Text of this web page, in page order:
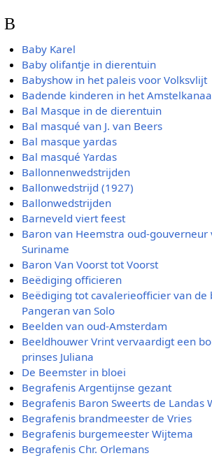
B
Baby Karel
Baby olifantje in dierentuin
Babyshow in het paleis voor Volksvlijt
Badende kinderen in het
Bal Masque in de dierentuin
Bal masqué van J. van Beers
Bal masque yardas
Bal masqué Yardas
Ballonnenwedstrijden
Ballonwedstrijd (1927)
Ballonwedstrijden
Barneveld viert feest
Baron van Heemstra oud-gouverneur
Suriname
Baron Van Voorst tot Voorst
Beëdiging officieren
Beëdiging tot cavalerieofficier van de
Pangeran van Solo
Beelden van oud-Amsterdam
Beeldhouwer Vrint vervaardigt een
prinses Juliana
De Beemster in bloei
Begrafenis Argentijnse gezant
Begrafenis Baron Sweerts de Landas
Begrafenis brandmeester de Vries
Begrafenis burgemeester Wijtema
Begrafenis Chr. Orlemans